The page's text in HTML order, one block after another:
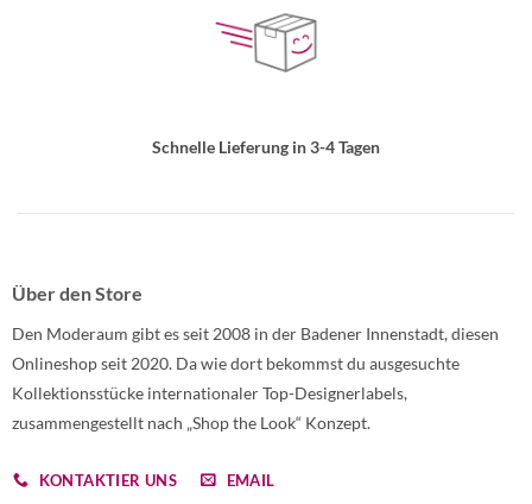
Schnelle Lieferung in 3-4 Tagen
Über den Store
Den Moderaum gibt es seit 2008 in der Badener Innenstadt, diesen
Onlineshop seit 2020. Da wie dort bekommst du ausgesuchte
Kollektionsstücke internationaler Top-Designerlabels,
zusammengestellt nach „Shop the Look“ Konzept.
KONTAKTIER UNS EMAIL